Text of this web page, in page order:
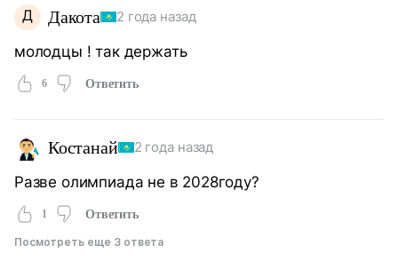
Д Дакота 2 года назад
молодцы ! так держать
6 Ответить
Костанай 2 года назад
Разве олимпиада не в 2028году?
1 Ответить
Посмотреть еще 3 ответа